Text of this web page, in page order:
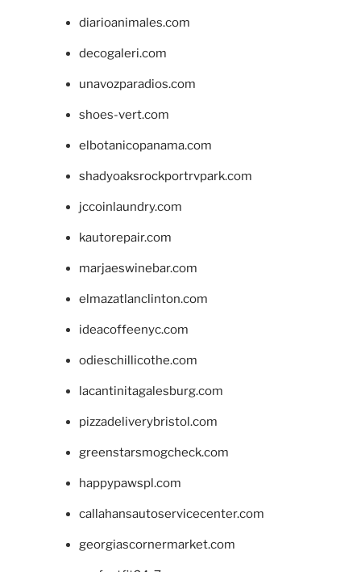
diarioanimales.com
decogaleri.com
unavozparadios.com
shoes-vert.com
elbotanicopanama.com
shadyoaksrockportrvpark.com
jccoinlaundry.com
kautorepair.com
marjaeswinebar.com
elmazatlanclinton.com
ideacoffeenyc.com
odieschillicothe.com
lacantinitagalesburg.com
pizzadeliverybristol.com
greenstarsmogcheck.com
happypawspl.com
callahansautoservicecenter.com
georgiascornermarket.com